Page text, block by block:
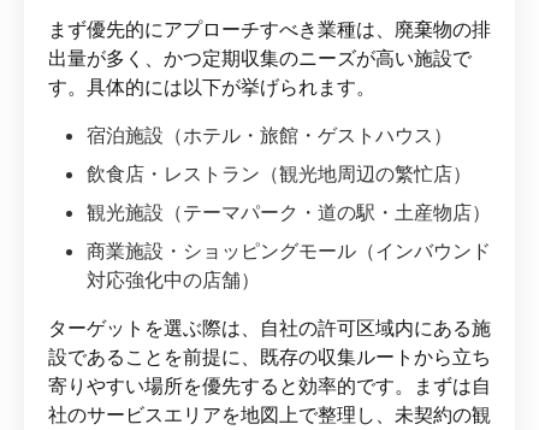
まず優先的にアプローチすべき業種は、廃棄物の排
出量が多く、かつ定期収集のニーズが高い施設で
す。具体的には以下が挙げられます。
宿泊施設（ホテル・旅館・ゲストハウス）
飲食店・レストラン（観光地周辺の繁忙店）
観光施設（テーマパーク・道の駅・土産物店）
商業施設・ショッピングモール（インバウンド
対応強化中の店舗）
ターゲットを選ぶ際は、自社の許可区域内にある施
設であることを前提に、既存の収集ルートから立ち
寄りやすい場所を優先すると効率的です。まずは自
社のサービスエリアを地図上で整理し、未契約の観